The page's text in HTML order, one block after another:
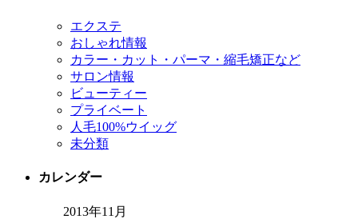
エクステ
おしゃれ情報
カラー・カット・パーマ・縮毛矯正など
サロン情報
ビューティー
プライベート
人毛100%ウイッグ
未分類
カレンダー
2013年11月